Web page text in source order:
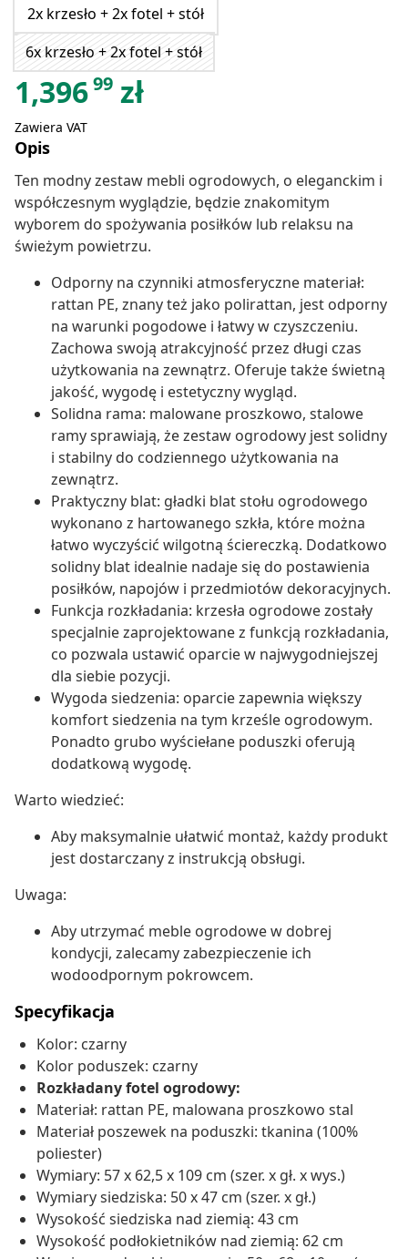
2x krzesło + 2x fotel + stół
6x krzesło + 2x fotel + stół
1,39699 zł
Zawiera VAT
Opis
Ten modny zestaw mebli ogrodowych, o eleganckim i
współczesnym wyglądzie, będzie znakomitym
wyborem do spożywania posiłków lub relaksu na
świeżym powietrzu.
Odporny na czynniki atmosferyczne materiał:
rattan PE, znany też jako polirattan, jest odporny
na warunki pogodowe i łatwy w czyszczeniu.
Zachowa swoją atrakcyjność przez długi czas
użytkowania na zewnątrz. Oferuje także świetną
jakość, wygodę i estetyczny wygląd.
Solidna rama: malowane proszkowo, stalowe
ramy sprawiają, że zestaw ogrodowy jest solidny
i stabilny do codziennego użytkowania na
zewnątrz.
Praktyczny blat: gładki blat stołu ogrodowego
wykonano z hartowanego szkła, które można
łatwo wyczyścić wilgotną ściereczką. Dodatkowo
solidny blat idealnie nadaje się do postawienia
posiłków, napojów i przedmiotów dekoracyjnych.
Funkcja rozkładania: krzesła ogrodowe zostały
specjalnie zaprojektowane z funkcją rozkładania,
co pozwala ustawić oparcie w najwygodniejszej
dla siebie pozycji.
Wygoda siedzenia: oparcie zapewnia większy
komfort siedzenia na tym krześle ogrodowym.
Ponadto grubo wyściełane poduszki oferują
dodatkową wygodę.
Warto wiedzieć:
Aby maksymalnie ułatwić montaż, każdy produkt
jest dostarczany z instrukcją obsługi.
Uwaga:
Aby utrzymać meble ogrodowe w dobrej
kondycji, zalecamy zabezpieczenie ich
wodoodpornym pokrowcem.
Specyfikacja
Kolor: czarny
Kolor poduszek: czarny
Rozkładany fotel ogrodowy:
Materiał: rattan PE, malowana proszkowo stal
Materiał poszewek na poduszki: tkanina (100%
poliester)
Wymiary: 57 x 62,5 x 109 cm (szer. x gł. x wys.)
Wymiary siedziska: 50 x 47 cm (szer. x gł.)
Wysokość siedziska nad ziemią: 43 cm
Wysokość podłokietników nad ziemią: 62 cm